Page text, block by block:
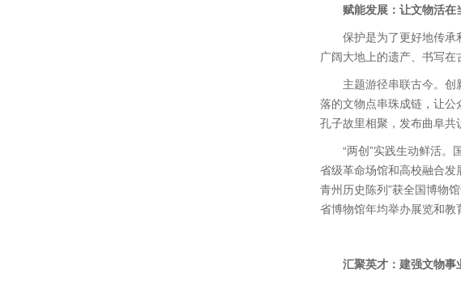
赋能发展：让文物活在
保护是为了更好地传
广阔大地上的遗产、书写在
主题游径串联古今。创
落的文物点串珠成链，让公
孔子故里相聚，发布曲阜共
“两创”实践生动鲜活
省级革命场馆和高校融合
青州历史陈列”获全国博物
省博物馆年均举办展览和教
汇聚英才：建强文物事